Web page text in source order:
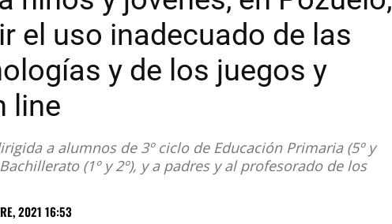
el uso inadecuado de las
y de los juegos y
line
a alumnos de 3º ciclo de Educación Primaria (5º y
Bachillerato (1º y 2º), y a padres y al profesorado de los
2021 16:53